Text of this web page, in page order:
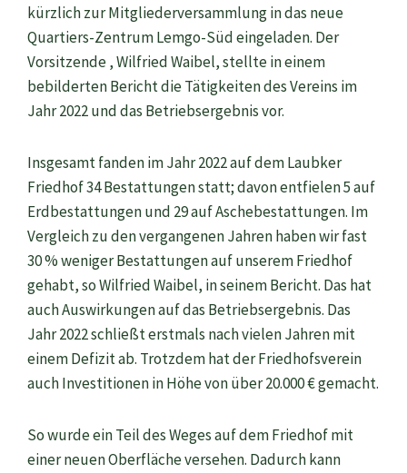
kürzlich zur Mitgliederversammlung in das neue
Quartiers-Zentrum Lemgo-Süd eingeladen. Der
Vorsitzende , Wilfried Waibel, stellte in einem
bebilderten Bericht die Tätigkeiten des Vereins im
Jahr 2022 und das Betriebsergebnis vor.
Insgesamt fanden im Jahr 2022 auf dem Laubker
Friedhof 34 Bestattungen statt; davon entfielen 5 auf
Erdbestattungen und 29 auf Aschebestattungen. Im
Vergleich zu den vergangenen Jahren haben wir fast
30 % weniger Bestattungen auf unserem Friedhof
gehabt, so Wilfried Waibel, in seinem Bericht. Das hat
auch Auswirkungen auf das Betriebsergebnis. Das
Jahr 2022 schließt erstmals nach vielen Jahren mit
einem Defizit ab. Trotzdem hat der Friedhofsverein
auch Investitionen in Höhe von über 20.000 € gemacht.
So wurde ein Teil des Weges auf dem Friedhof mit
einer neuen Oberfläche versehen. Dadurch kann